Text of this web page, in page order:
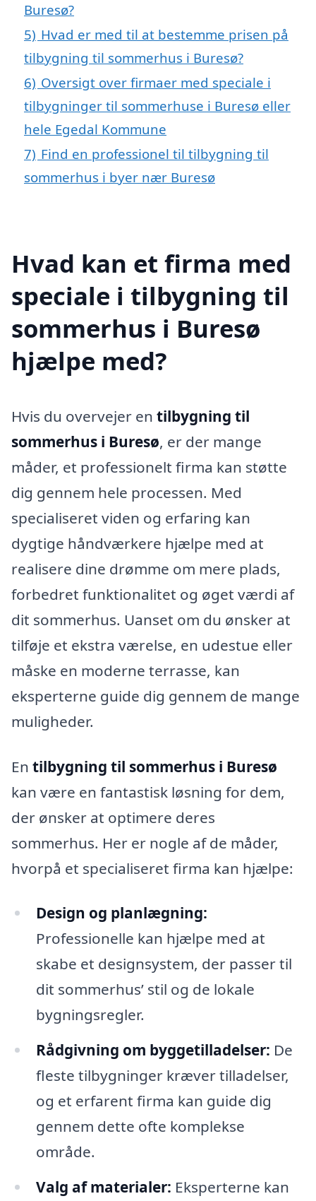
Buresø?
5) Hvad er med til at bestemme prisen på
tilbygning til sommerhus i Buresø?
6) Oversigt over firmaer med speciale i
tilbygninger til sommerhuse i Buresø eller
hele Egedal Kommune
7) Find en professionel til tilbygning til
sommerhus i byer nær Buresø
Hvad kan et firma med
speciale i tilbygning til
sommerhus i Buresø
hjælpe med?
Hvis du overvejer en tilbygning til
sommerhus i Buresø, er der mange
måder, et professionelt firma kan støtte
dig gennem hele processen. Med
specialiseret viden og erfaring kan
dygtige håndværkere hjælpe med at
realisere dine drømme om mere plads,
forbedret funktionalitet og øget værdi af
dit sommerhus. Uanset om du ønsker at
tilføje et ekstra værelse, en udestue eller
måske en moderne terrasse, kan
eksperterne guide dig gennem de mange
muligheder.
En tilbygning til sommerhus i Buresø
kan være en fantastisk løsning for dem,
der ønsker at optimere deres
sommerhus. Her er nogle af de måder,
hvorpå et specialiseret firma kan hjælpe:
Design og planlægning:
Professionelle kan hjælpe med at
skabe et designsystem, der passer til
dit sommerhus’ stil og de lokale
bygningsregler.
Rådgivning om byggetilladelser: De
fleste tilbygninger kræver tilladelser,
og et erfarent firma kan guide dig
gennem dette ofte komplekse
område.
Valg af materialer: Eksperterne kan